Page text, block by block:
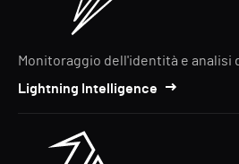
Monitoraggio dell'identità e analisi
Lightning Intelligence